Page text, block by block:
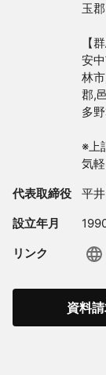
玉郡
【
安
林
郡,
多
※上
気
代表取締役 平
設立年月
リンク
資料